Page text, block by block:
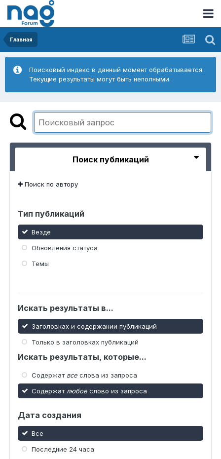
Главная
Поисковый индекс в данный момент обрабатывается.
Текущие результаты могут быть неполными.
Поиск публикаций
Поиск по автору
Тип публикаций
Везде
Обновления статуса
Темы
Искать результаты в...
Заголовках и содержании публикаций
Только в заголовках публикаций
Искать результаты, которые...
Содержат все слова из запроса
Содержат любое слово из запроса
Дата создания
Все
Последние 24 часа